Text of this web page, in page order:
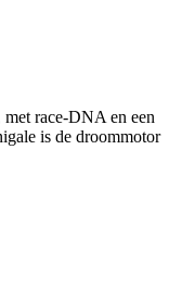
race-DNA en een
is de droommotor